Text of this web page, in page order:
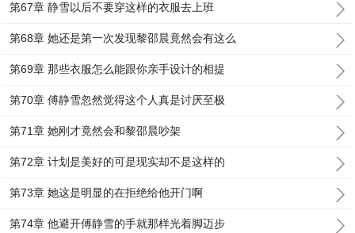
第67章 静雪以后不要穿这样的衣服去上班
第68章 她还是第一次发现黎邵晨竟然会有这么
第69章 那些衣服怎么能跟你亲手设计的相提
第70章 傅静雪忽然觉得这个人真是讨厌至极
第71章 她刚才竟然会和黎邵晨吵架
第72章 计划是美好的可是现实却不是这样的
第73章 她这是明显的在拒绝给他开门啊
第74章 他避开傅静雪的手就那样光着脚迈步